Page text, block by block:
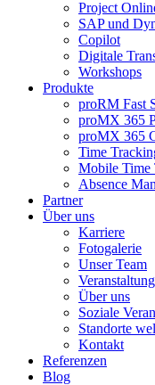
Project
SAP und
Copilot
Digitale
Workshops
Produkte
proRM Fast
proMX 365
proMX 365
Time
Mobile Time
Absence
Partner
Über uns
Karriere
Fotogalerie
Unser Team
Über uns
Soziale
Standorte
Kontakt
Referenzen
Blog